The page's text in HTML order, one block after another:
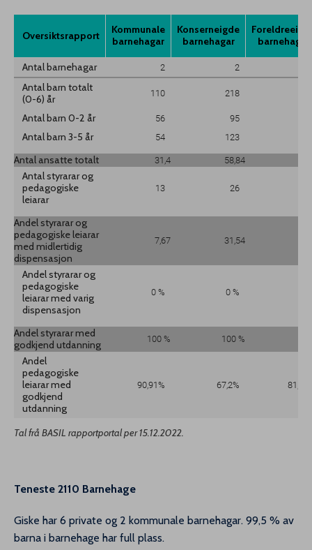
Oversiktsrapport
Kommunale
barnehagar
Konserneigde
barnehagar
barnehagar
Antal barnehagar 2 2
Antal barn totalt
(0-6) år
110 218
Antal barn 0-2 år
56 95
Antal barn 3-5 år
54 123
Antal ansatte totalt
31,4 58,84
Antal styrarar og
pedagogiske
leiarar
13 26
Andel styrarar og
pedagogiske leiarar
med midlertidig
dispensasjon
7,67 31,54
Andel styrarar og
pedagogiske
leiarar med varig
dispensasjon
0 % 0 %
Andel styrarar med
godkjend utdanning
100 % 100 %
Andel
pedagogiske
leiarar med
godkjend
utdanning
90,91% 67,2%
Oversiktsrapport
Kommunale
barnehagar
Konserneigde
barnehagar
barnehagar
Tal frå BASIL rapportportal per 15.12.2022.
Teneste 2110 Barnehage
Giske har 6 private og 2 kommunale barnehagar. 99,5 % av
barna i barnehage har full plass.